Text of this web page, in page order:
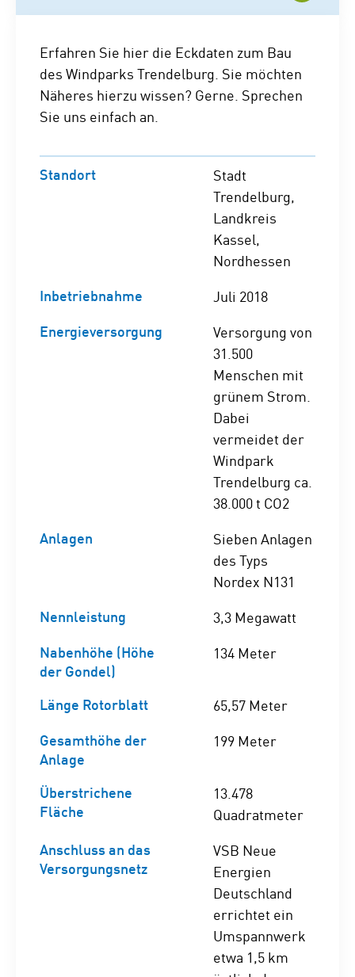
Erfahren Sie hier die Eckdaten zum Bau
des Windparks Trendelburg. Sie möchten
Näheres hierzu wissen? Gerne. Sprechen
Sie uns einfach an.
Standort
Stadt
Trendelburg,
Landkreis
Kassel,
Nordhessen
Inbetriebnahme
Juli 2018
Energieversorgung
Versorgung von
31.500
Menschen mit
grünem Strom.
Dabei
vermeidet der
Windpark
Trendelburg ca.
38.000 t CO2
Anlagen
Sieben Anlagen
des Typs
Nordex N131
Nennleistung
3,3 Megawatt
Nabenhöhe (Höhe
der Gondel)
134 Meter
Länge Rotorblatt
65,57 Meter
Gesamthöhe der
Anlage
199 Meter
Überstrichene
Fläche
13.478
Quadratmeter
Anschluss an das
Versorgungsnetz
VSB Neue
Energien
Deutschland
errichtet ein
Umspannwerk
etwa 1,5 km